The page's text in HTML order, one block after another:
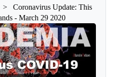
>
Coronavirus Update: This
- March 29 2020